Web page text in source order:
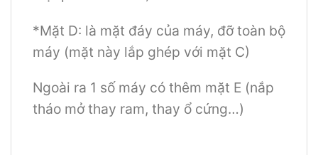
*Mặt D: là mặt đáy của máy, đỡ toàn bộ
máy (mặt này lắp ghép với mặt C)
Ngoài ra 1 số máy có thêm mặt E (nắp
tháo mở thay ram, thay ổ cứng…)